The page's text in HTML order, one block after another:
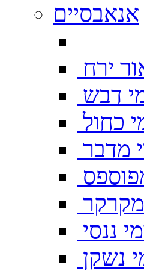
אנאבסיים
ירח
דבש
כחול
מדבר
מקרקר
ננסי
נשקן